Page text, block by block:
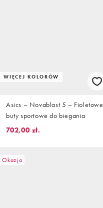
WIĘCEJ KOLORÓW
Asics – Novablast 5 – Fioletowe
buty sportowe do biegania
702,00 zł.
Okazja